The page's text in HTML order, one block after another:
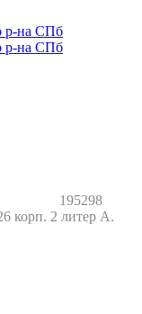
195298
корп. 2 литер А.